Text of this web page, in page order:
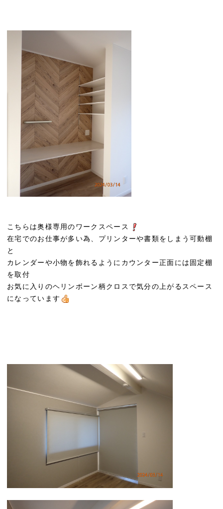
こちらは奥様専用のワークスペース
在宅でのお仕事が多い為、プリンターや書類をしまう可動棚
と
カレンダーや小物を飾れるようにカウンター正面には固定棚
を取付
お気に入りのヘリンボーン柄クロスで気分の上がるスペース
になっています